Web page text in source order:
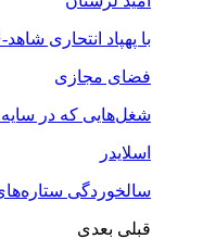
با پهپاد انتحاری شاهد-۱۳۶ بیشتر آشنا شوید
فضای مجازی
شغل‌‌هایی که در سایه
اسلایدر
سالخوردگی
قبلی بعدی